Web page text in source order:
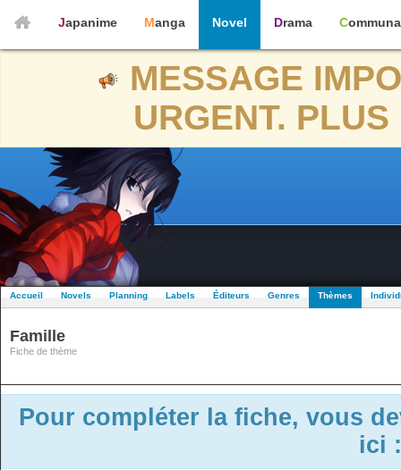
Japanime Manga Novel Drama
MESSAGE
URGENT.
Accueil Novels Planning Labels Éditeurs Genres Thèmes
Famille
Fiche de thème
Pour compléter la fiche, vous
ici